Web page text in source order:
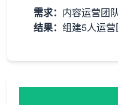
需求： 内容运营团
结果： 组建5人运